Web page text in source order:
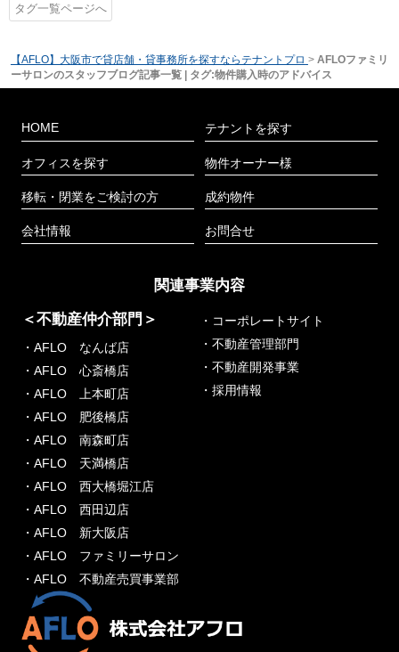
タグ一覧ページへ
【AFLO】大阪市で貸店舗・貸事務所を探すならテナントプロ > AFLOファミリ
ーサロンのスタッフブログ記事一覧 | タグ:物件購入時のアドバイス
HOME
オフィスを探す
移転・閉業をご検討の方
会社情報
テナントを探す
物件オーナー様
成約物件
お問合せ
関連事業内容
＜不動産仲介部門＞
・AFLO なんば店
・AFLO 心斎橋店
・AFLO 上本町店
・AFLO 肥後橋店
・AFLO 南森町店
・AFLO 天満橋店
・AFLO 西大橋堀江店
・AFLO 西田辺店
・AFLO 新大阪店
・AFLO ファミリーサロン
・AFLO 不動産売買事業部
・コーポレートサイト
・不動産管理部門
・不動産開発事業
・採用情報